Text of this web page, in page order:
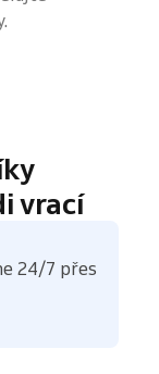
vrací
24/7 přes